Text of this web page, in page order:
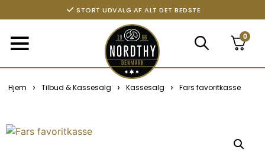
STORT UDVALG AF ALT DET BEDSTE
0
Hjem › Tilbud & Kassesalg › Kassesalg › Fars favoritkasse